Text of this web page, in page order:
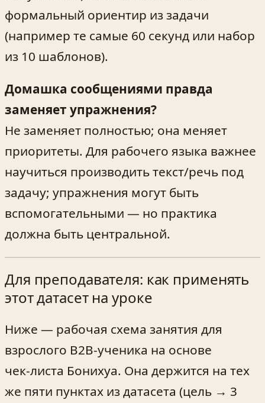
формальный ориентир из задачи
(например те самые 60 секунд или набор
из 10 шаблонов).
Домашка сообщениями правда
заменяет упражнения?
Не заменяет полностью; она меняет
приоритеты. Для рабочего языка важнее
научиться производить текст/речь под
задачу; упражнения могут быть
вспомогательными — но практика
должна быть центральной.
Для преподавателя: как применять
этот датасет на уроке
Ниже — рабочая схема занятия для
взрослого B2B‑ученика на основе
чек‑листа Бонихуа. Она держится на тех
же пяти пунктах из датасета (цель → 3